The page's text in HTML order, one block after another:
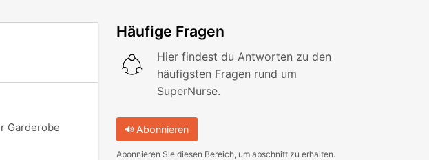
Garderobe
Häufige Fragen
Hier findest du Antworten zu den
häufigsten Fragen rund um
SuperNurse.
Abonnieren
Abonnieren Sie diesen Bereich, um abschnitt zu erhalten.